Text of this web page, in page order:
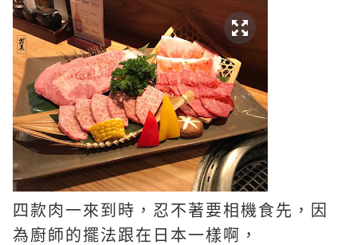
四款肉一來到時，忍不著要相機食先，因
為廚師的擺法跟在日本一樣啊，